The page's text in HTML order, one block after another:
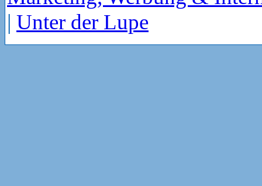
| Unter der Lupe